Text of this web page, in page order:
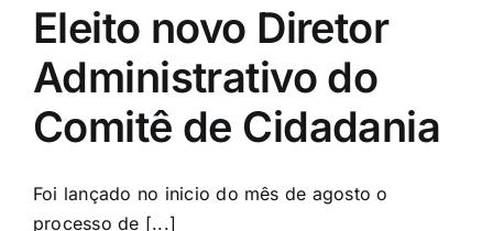
Eleito novo Diretor
Administrativo do
Comitê de Cidadania
Foi lançado no inicio do mês de agosto o
processo de [...]